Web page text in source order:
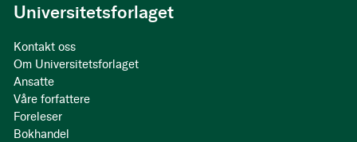
Universitetsforlaget
Kontakt oss
Om Universitetsforlaget
Ansatte
Våre forfattere
Foreleser
Bokhandel